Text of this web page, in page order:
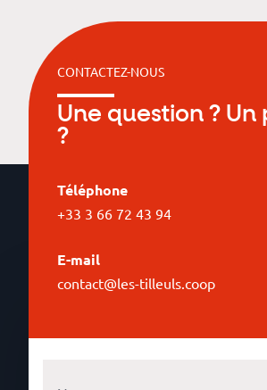
CONTACTEZ-NOUS
Une question ? Un
?
Téléphone
+33 3 66 72 43 94
E-mail
contact@les-tilleuls.coop